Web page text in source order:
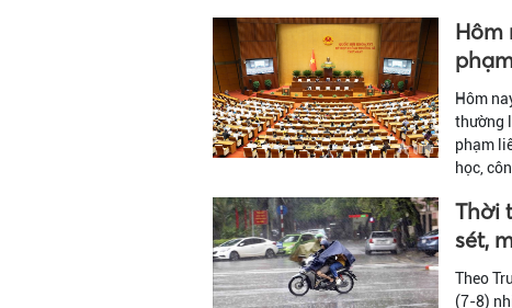
Hôm
Hôm
thường
phạm
học,
Thời
sét,
Theo
(7-8)